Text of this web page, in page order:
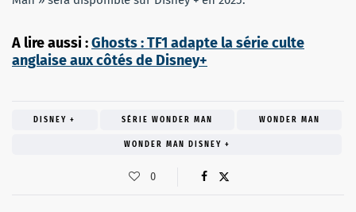
A lire aussi :Ghosts : TF1 adapte la série culte
anglaise aux côtés de Disney+
DISNEY + SÉRIE WONDER MAN WONDER MAN
WONDER MAN DISNEY +
0